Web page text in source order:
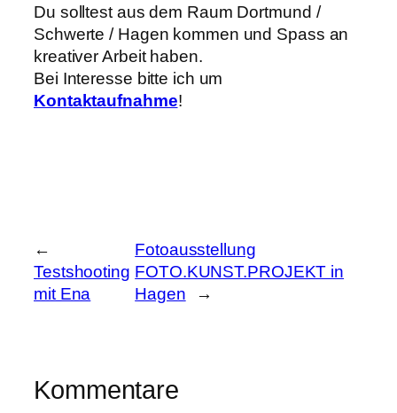
Du solltest aus dem Raum Dortmund /
Schwerte / Hagen kommen und Spass an
kreativer Arbeit haben.
Bei Interesse bitte ich um
Kontaktaufnahme!
←
Testshooting
mit Ena
Fotoausstellung
FOTO.KUNST.PROJEKT in
Hagen
→
Kommentare